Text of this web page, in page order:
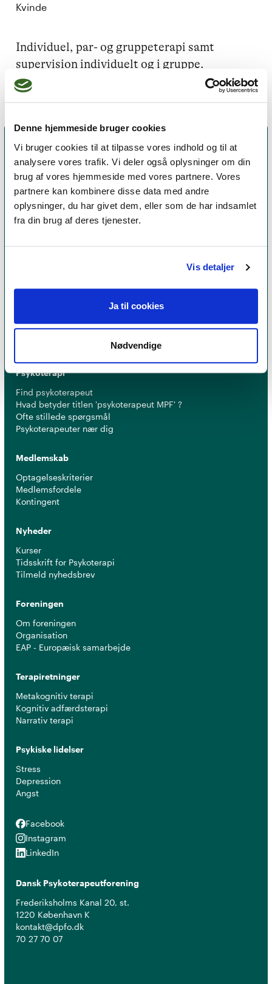
Denne hjemmeside bruger cookies
Vi bruger cookies til at tilpasse vores indhold og til at
analysere vores trafik. Vi deler også oplysninger om din
brug af vores hjemmeside med vores partnere. Vores
partnere kan kombinere disse data med andre
oplysninger, du har givet dem, eller som de har indsamlet
fra din brug af deres tjenester.
Vis detaljer
Ja til cookies
Nødvendige
Kvinde
Individuel, par- og gruppeterapi samt
supervision individuelt og i gruppe.
Et medlemskab af Dansk Psykoterapeutforening
leve op til en række kriterier om uddannelse og
erfaring for at få lov til at kalde sig
MPF
Psykoterapi
Find psykoterapeut
Hvad betyder titlen 'psykoterapeut MPF' ?
Ofte stillede spørgsmål
Psykoterapeuter nær dig
Medlemskab
Optagelseskriterier
Medlemsfordele
Kontingent
Nyheder
Kurser
Tidsskrift for Psykoterapi
Tilmeld nyhedsbrev
Foreningen
Om foreningen
Organisation
EAP - Europæisk samarbejde
Terapiretninger
Metakognitiv terapi
Kognitiv adfærdsterapi
Narrativ terapi
Psykiske lidelser
Stress
Depression
Angst
Facebook
Facebook
Instagram
Instagram
LinkedIn
LinkedIn
Dansk Psykoterapeutforening
Frederiksholms Kanal 20, st.
1220 København K
kontakt@dpfo.dk
70 27 70 07